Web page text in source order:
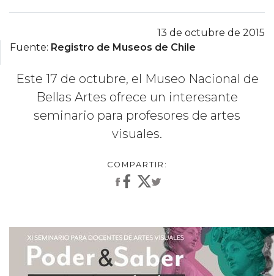
13 de octubre de 2015
Fuente: Registro de Museos de Chile
Este 17 de octubre, el Museo Nacional de
Bellas Artes ofrece un interesante
seminario para profesores de artes
visuales.